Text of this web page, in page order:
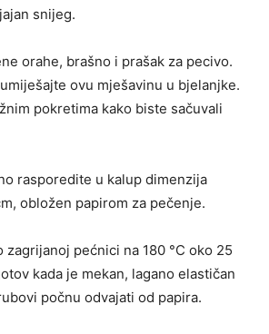
snijeg.
orahe, brašno i prašak za pecivo.
ovu mješavinu u bjelanjke.
pokretima kako biste sačuvali
rasporedite u kalup dimenzija
obložen papirom za pečenje.
pećnici na 180 °C oko 25
kada je mekan, lagano elastičan
počnu odvajati od papira.